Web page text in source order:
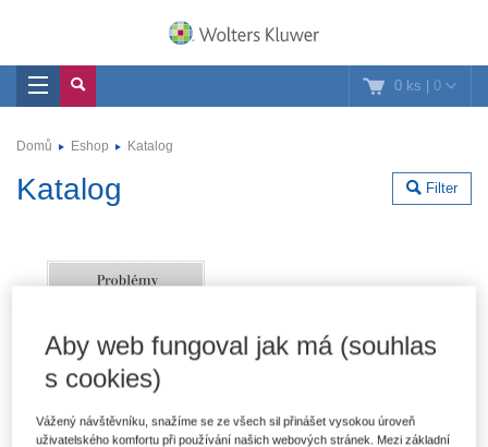
0 ks | 0
Domů Eshop Katalog
Filter
Katalog
Aby web fungoval jak má (souhlas
s cookies)
Vážený návštěvníku, snažíme se ze všech sil přinášet vysokou úroveň
uživatelského komfortu při používání našich webových stránek. Mezi základní